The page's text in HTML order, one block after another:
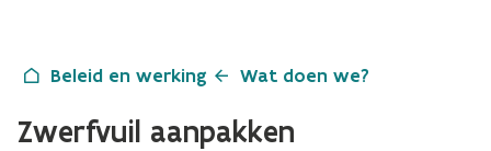
Beleid en werking Wat doen we?
Zwerfvuil aanpakken